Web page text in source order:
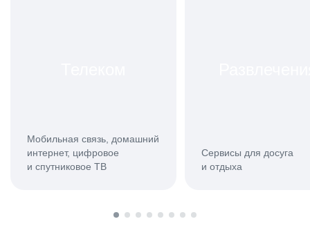
Мобильная связь, домашний
интернет, цифровое
и спутниковое ТВ
Сервисы для досуга
и отдыха